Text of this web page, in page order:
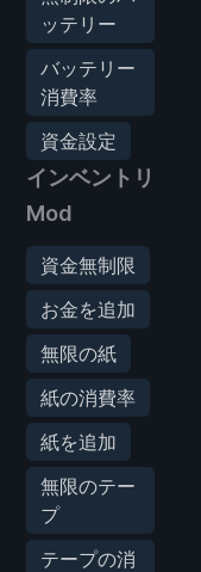
ッテリー
バッテリー
消費率
資金設定
インベントリ
Mod
資金無制限
お金を追加
無限の紙
紙の消費率
紙を追加
無限のテー
プ
テープの消